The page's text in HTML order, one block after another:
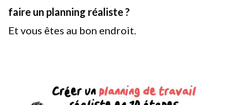
faire un planning réaliste ?
Et vous êtes au bon endroit.